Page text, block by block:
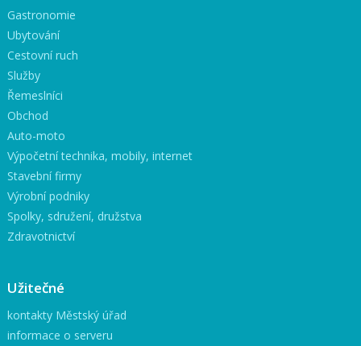
Gastronomie
Ubytování
Cestovní ruch
Služby
Řemeslníci
Obchod
Auto-moto
Výpočetní technika, mobily, internet
Stavební firmy
Výrobní podniky
Spolky, sdružení, družstva
Zdravotnictví
Užitečné
kontakty Městský úřad
informace o serveru